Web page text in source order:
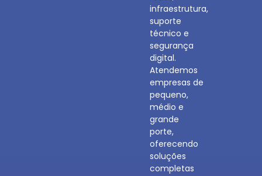
infraestrutura,
suporte
técnico e
segurança
digital.
Atendemos
empresas de
pequeno,
médio e
grande
porte,
oferecendo
soluções
completas